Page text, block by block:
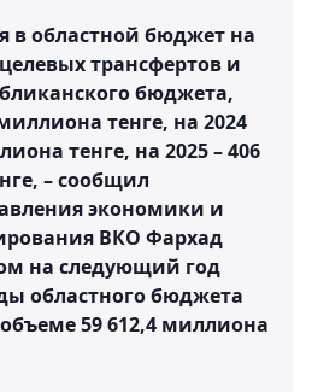
в областной бюджет на
трансфертов и
бюджета,
тенге, на 2024
тенге, на 2025 – 406
– сообщил
экономики и
ВКО Фархад
на следующий год
областного бюджета
59 612,4 миллиона